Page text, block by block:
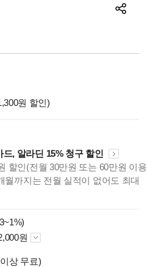
원 할인)
, 알라딘 15% 청구 할인
할인(전월 30만원 또는 60만원 이용
월까지는 전월 실적이 없어도 최대
원
상 무료)